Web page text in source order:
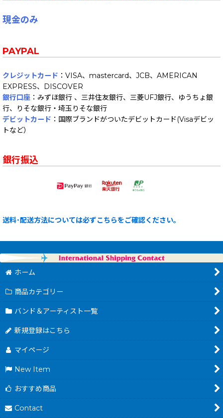
現金のみ
PAYPAL
クレジットカード ：VISA、mastercard、JCB、AMERICAN
EXPRESS、DISCOVER
銀行口座 ：みずほ銀行 、三井住友銀行、三菱UFJ銀行、ゆうちょ銀
行、りそな銀行・埼玉りそな銀行
デビットカード ：国際ブランドがついたデビットカード(Visaデビッ
トなど）
銀行振込
送料･配送方法については必ずこちらをご確認ください。
ホーム
商品カテゴリー
バンド＆アーティスト一覧
新規登録はこちら
マイページ
New Item
おすすめ商品
Contact